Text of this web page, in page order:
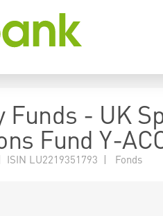
Funds - UK
Fund Y-
ISIN LU2219351793 | Fonds